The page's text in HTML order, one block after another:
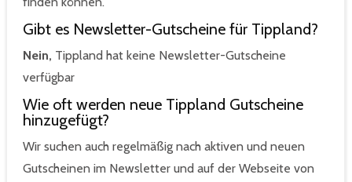
Gibt es Newsletter-Gutscheine für Tippland?
Nein, Tippland hat keine Newsletter-Gutscheine
verfügbar
Wie oft werden neue Tippland Gutscheine
hinzugefügt?
Wir suchen auch regelmäßig nach aktiven und neuen
Gutscheinen im Newsletter und auf der Webseite von